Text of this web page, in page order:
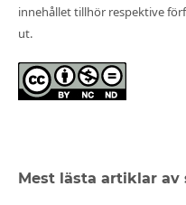
innehållet tillhör respektive
ut.
Mest lästa artiklar